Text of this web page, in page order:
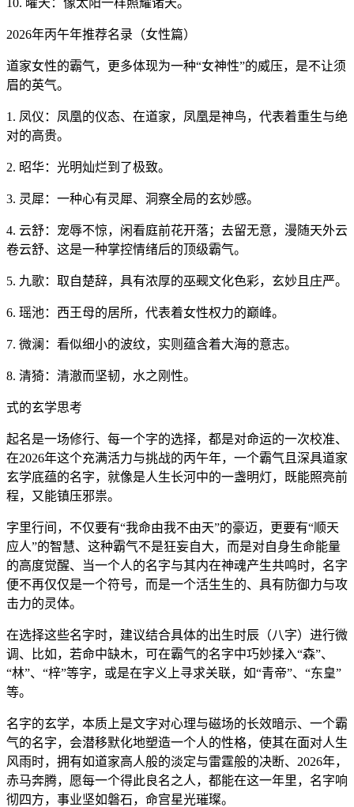
2026年丙午年推荐名录（女性篇）
道家女性的霸气，更多体现为一种“女神性”的威压，是不让须
眉的英气。
1. 凤仪：凤凰的仪态、在道家，凤凰是神鸟，代表着重生与绝
对的高贵。
2. 昭华：光明灿烂到了极致。
3. 灵犀：一种心有灵犀、洞察全局的玄妙感。
4. 云舒：宠辱不惊，闲看庭前花开落；去留无意，漫随天外云
卷云舒、这是一种掌控情绪后的顶级霸气。
5. 九歌：取自楚辞，具有浓厚的巫觋文化色彩，玄妙且庄严。
6. 瑶池：西王母的居所，代表着女性权力的巅峰。
7. 微澜：看似细小的波纹，实则蕴含着大海的意志。
8. 清猗：清澈而坚韧，水之刚性。
式的玄学思考
起名是一场修行、每一个字的选择，都是对命运的一次校准、
在2026年这个充满活力与挑战的丙午年，一个霸气且深具道家
玄学底蕴的名字，就像是人生长河中的一盏明灯，既能照亮前
程，又能镇压邪祟。
字里行间，不仅要有“我命由我不由天”的豪迈，更要有“顺天
应人”的智慧、这种霸气不是狂妄自大，而是对自身生命能量
的高度觉醒、当一个人的名字与其内在神魂产生共鸣时，名字
便不再仅仅是一个符号，而是一个活生生的、具有防御力与攻
击力的灵体。
在选择这些名字时，建议结合具体的出生时辰（八字）进行微
调、比如，若命中缺木，可在霸气的名字中巧妙揉入“森”、
“林”、“梓”等字，或是在字义上寻求关联，如“青帝”、“东皇”
等。
名字的玄学，本质上是文字对心理与磁场的长效暗示、一个霸
气的名字，会潜移默化地塑造一个人的性格，使其在面对人生
风雨时，拥有如道家高人般的淡定与雷霆般的决断、2026年，
赤马奔腾，愿每一个得此良名之人，都能在这一年里，名字响
彻四方，事业坚如磐石，命宫星光璀璨。